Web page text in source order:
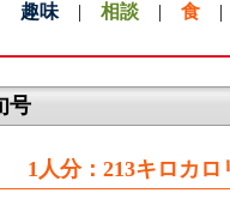
趣味 | 相談 | 食
号
1人分：213キロカ